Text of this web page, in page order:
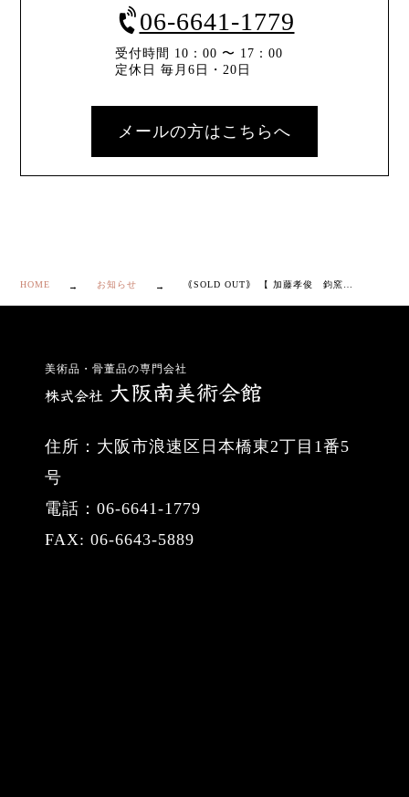
06-6641-1779
受付時間 10：00 〜 17：00
定休日 毎月6日・20日
メールの方はこちらへ
HOME お知らせ
美術品・骨董品の専門会社
住所：大阪市浪速区日本橋東2丁目1番5
号
電話：06-6641-1779
FAX: 06-6643-5889